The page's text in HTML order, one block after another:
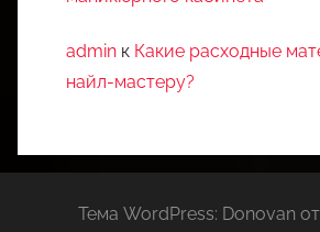
admin к Какие расходные
найл-мастеру?
Тема WordPress: Donovan